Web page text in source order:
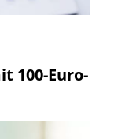
100-Euro-